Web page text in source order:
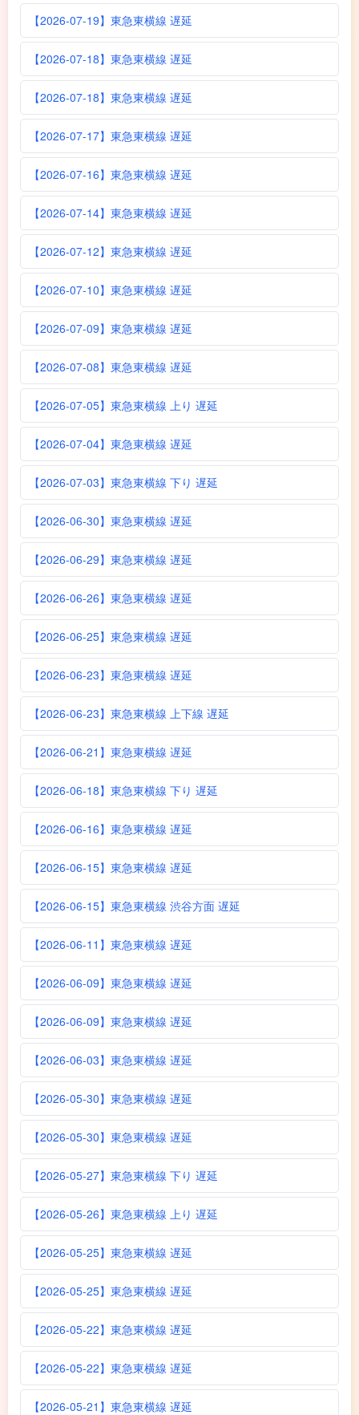
【2026-07-19】東急東横線 遅延
【2026-07-18】東急東横線 遅延
【2026-07-18】東急東横線 遅延
【2026-07-17】東急東横線 遅延
【2026-07-16】東急東横線 遅延
【2026-07-14】東急東横線 遅延
【2026-07-12】東急東横線 遅延
【2026-07-10】東急東横線 遅延
【2026-07-09】東急東横線 遅延
【2026-07-08】東急東横線 遅延
【2026-07-05】東急東横線 上り 遅延
【2026-07-04】東急東横線 遅延
【2026-07-03】東急東横線 下り 遅延
【2026-06-30】東急東横線 遅延
【2026-06-29】東急東横線 遅延
【2026-06-26】東急東横線 遅延
【2026-06-25】東急東横線 遅延
【2026-06-23】東急東横線 遅延
【2026-06-23】東急東横線 上下線 遅延
【2026-06-21】東急東横線 遅延
【2026-06-18】東急東横線 下り 遅延
【2026-06-16】東急東横線 遅延
【2026-06-15】東急東横線 遅延
【2026-06-15】東急東横線 渋谷方面 遅延
【2026-06-11】東急東横線 遅延
【2026-06-09】東急東横線 遅延
【2026-06-09】東急東横線 遅延
【2026-06-03】東急東横線 遅延
【2026-05-30】東急東横線 遅延
【2026-05-30】東急東横線 遅延
【2026-05-27】東急東横線 下り 遅延
【2026-05-26】東急東横線 上り 遅延
【2026-05-25】東急東横線 遅延
【2026-05-25】東急東横線 遅延
【2026-05-22】東急東横線 遅延
【2026-05-22】東急東横線 遅延
【2026-05-21】東急東横線 遅延